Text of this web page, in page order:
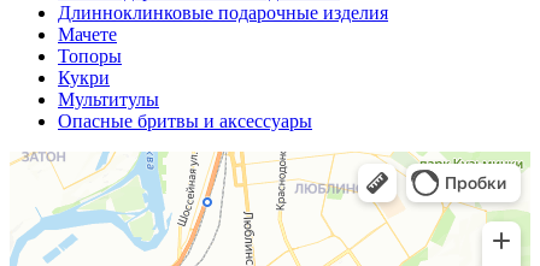
Длинноклинковые подарочные изделия
Мачете
Топоры
Кукри
Мультитулы
Опасные бритвы и аксессуары